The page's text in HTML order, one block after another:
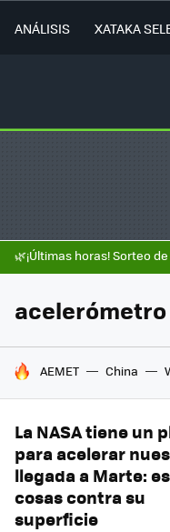
ANÁLISIS XATAKA
🌿¡Últimas horas! Sorteo
acelerómetro
HOY SE HABLA DE
AEMET China
La NASA tiene un
para acelerar
llegada a Marte:
cosas contra su
superficie